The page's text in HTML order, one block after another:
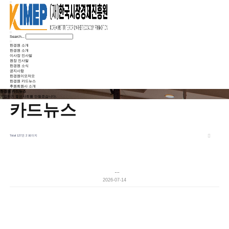
Search...
한경원 소개
한경원 소개
이사장 인사말
원장 인사말
한경원 소식
공지사항
한경원이모저모
한경원 카드뉴스
후원회원사 소개
한경원 카드뉴스
기업하기 좋은사회를 만들겠습니다.
카드뉴스
Total 127건 2 페이지
2026-07-14